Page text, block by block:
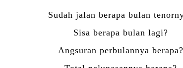
Sudah jalan berapa bulan
Sisa berapa bulan lagi?
Angsuran perbulannya berapa?